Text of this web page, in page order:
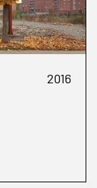
2016